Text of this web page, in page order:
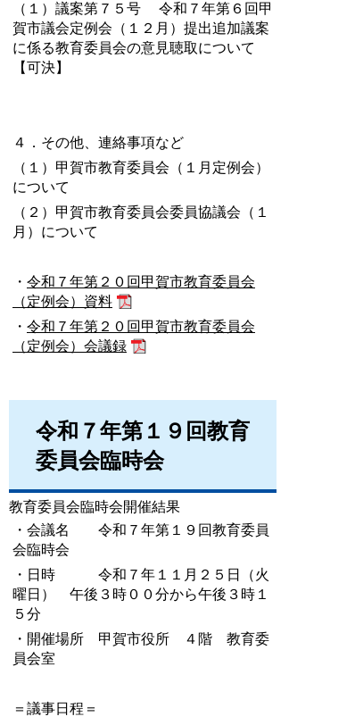
（１）議案第７５号 令和７年第６回甲
賀市議会定例会（１２月）提出追加議案
に係る教育委員会の意見聴取について
【可決】
４．その他、連絡事項など
（１）甲賀市教育委員会（１月定例会）
について
（２）甲賀市教育委員会委員協議会（１
月）について
・ 令和７年第２０回甲賀市教育委員会
（定例会）資料
・ 令和７年第２０回甲賀市教育委員会
（定例会）会議録
令和７年第１９回教育
委員会臨時会
教育委員会臨時会開催結果
・会議名 令和７年第１９回教育委員
会臨時会
・日時 令和７年１１月２５日（火
曜日） 午後３時００分から午後３時１
５分
・開催場所 甲賀市役所 ４階 教育委
員会室
＝議事日程＝